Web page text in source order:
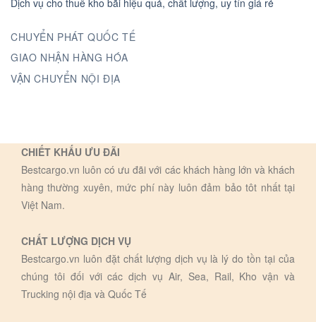
CHUYỂN PHÁT QUỐC TẾ
GIAO NHẬN HÀNG HÓA
VẬN CHUYỂN NỘI ĐỊA
CHIẾT KHẤU ƯU ĐÃI
Bestcargo.vn luôn có ưu đãi với các khách hàng lớn và khách
hàng thường xuyên, mức phí này luôn đảm bảo tôt nhất tại
Việt Nam.
CHẤT LƯỢNG DỊCH VỤ
Bestcargo.vn luôn đặt chất lượng dịch vụ là lý do tồn tại của
chúng tôi đối với các dịch vụ Air, Sea, Rail, Kho vận và
Trucking nội địa và Quốc Tế